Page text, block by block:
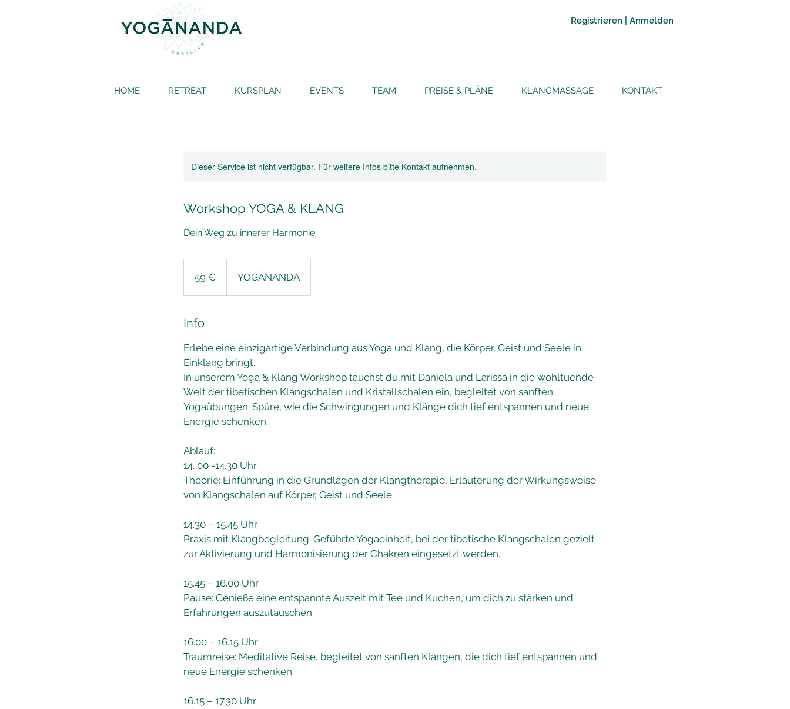
Registrieren | Anmelden
HOME RETREAT KURSPLAN EVENTS TEAM PREISE & PLÄNE KLANGMASSAGE KONTAKT
Dieser Service ist nicht verfügbar. Für weitere Infos bitte Kontakt aufnehmen.
Workshop YOGA & KLANG
Dein Weg zu innerer Harmonie
59 € YOGĀNANDA
Info
Erlebe eine einzigartige Verbindung aus Yoga und Klang, die Körper, Geist und Seele in
Einklang bringt.
In unserem Yoga & Klang Workshop tauchst du mit Daniela und Larissa in die wohltuende
Welt der tibetischen Klangschalen und Kristallschalen ein, begleitet von sanften
Yogaübungen. Spüre, wie die Schwingungen und Klänge dich tief entspannen und neue
Energie schenken.
Ablauf:
14. 00 -14.30 Uhr
Theorie: Einführung in die Grundlagen der Klangtherapie, Erläuterung der Wirkungsweise
von Klangschalen auf Körper, Geist und Seele.
14.30 – 15.45 Uhr
Praxis mit Klangbegleitung: Geführte Yogaeinheit, bei der tibetische Klangschalen gezielt
zur Aktivierung und Harmonisierung der Chakren eingesetzt werden.
15.45 – 16.00 Uhr
Pause: Genieße eine entspannte Auszeit mit Tee und Kuchen, um dich zu stärken und
Erfahrungen auszutauschen.
16.00 – 16.15 Uhr
Traumreise: Meditative Reise, begleitet von sanften Klängen, die dich tief entspannen und
neue Energie schenken.
16.15 – 17.30 Uhr